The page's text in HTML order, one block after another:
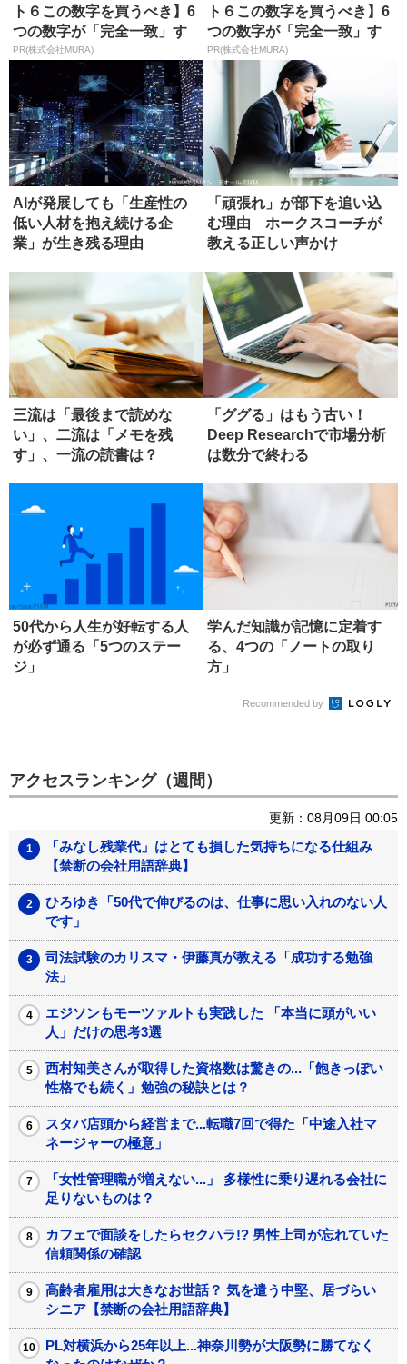
ト６この数字を買うべき】6
つの数字が「完全一致」す
る方...
PR(株式会社MURA)
ト６この数字を買うべき】6
つの数字が「完全一致」す
る方...
PR(株式会社MURA)
AIが発展しても「生産性の
低い人材を抱え続ける企
業」が生き残る理由
「頑張れ」が部下を追い込
む理由 ホークスコーチが
教える正しい声かけ
三流は「最後まで読めな
い」、二流は「メモを残
す」、一流の読書は？
「ググる」はもう古い！
Deep Researchで市場分析
は数分で終わる
50代から人生が好転する人
が必ず通る「5つのステー
ジ」
学んだ知識が記憶に定着す
る、4つの「ノートの取り
方」
Recommended by
アクセスランキング（週間）
更新：08月09日 00:05
「みなし残業代」はとても損した気持ちになる仕組み
【禁断の会社用語辞典】
ひろゆき「50代で伸びるのは、仕事に思い入れのない人
です」
司法試験のカリスマ・伊藤真が教える「成功する勉強
法」
エジソンもモーツァルトも実践した 「本当に頭がいい
人」だけの思考3選
西村知美さんが取得した資格数は驚きの...「飽きっぽい
性格でも続く」勉強の秘訣とは？
スタバ店頭から経営まで...転職7回で得た「中途入社マ
ネージャーの極意」
「女性管理職が増えない...」 多様性に乗り遅れる会社に
足りないものは？
カフェで面談をしたらセクハラ!? 男性上司が忘れていた
信頼関係の確認
高齢者雇用は大きなお世話？ 気を遣う中堅、居づらい
シニア【禁断の会社用語辞典】
PL対横浜から25年以上...神奈川勢が大阪勢に勝てなく